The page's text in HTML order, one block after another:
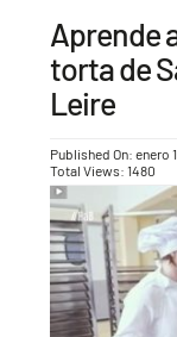
Trabaja con
Aprende
torta de
Leire
Published On: enero
Total Views: 1480